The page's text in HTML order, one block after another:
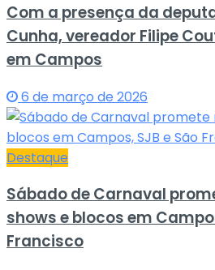
Com a presença da
Cunha, vereador Filipe
em Campos
6 de março de 2026
Destaque
Sábado de Carnaval
shows e blocos em
Francisco